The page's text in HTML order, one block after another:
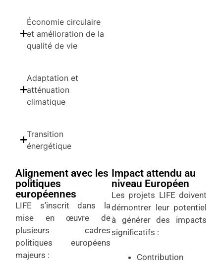
Économie circulaire
et amélioration de la
qualité de vie
Adaptation et
atténuation
climatique
Transition
énergétique
Alignement avec les
politiques
européennes
LIFE s’inscrit dans la
mise en œuvre de
plusieurs cadres
politiques européens
majeurs :
Impact attendu au
niveau Européen
Les projets LIFE doivent
démontrer leur potentiel
à générer des impacts
significatifs :
Contribution